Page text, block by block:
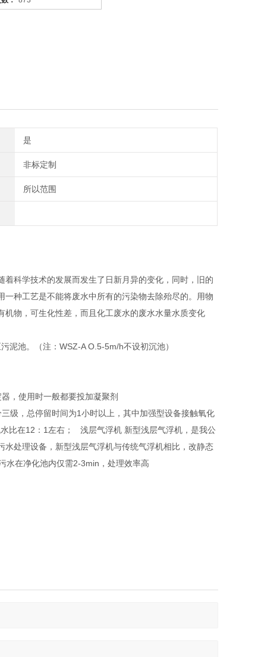
是
非标定制
所以范围
科学技术的发展而发生了日新月异的变化，同时，旧的
种工艺是不能将废水中所有的污染物去除殆尽的。用物
物，可生化性差，而且化工废水的废水水量水质变化
池。（注：WSZ-A O.5-5m/h不设初沉池）
，使用时一般都要投加凝聚剂
级，总停留时间为1小时以上，其中加强型设备接触氧化
比在12：1左右； 浅层气浮机 新型浅层气浮机，是我公
处理设备，新型浅层气浮机与传统气浮机相比，改静态
水在净化池内仅需2-3min，处理效率高